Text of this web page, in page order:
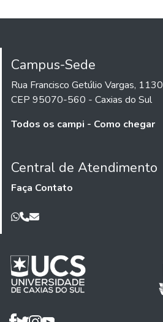
Campus-Sede
Rua Francisco Getúlio Vargas, 1130
CEP 95070-560 - Caxias do Sul
Todos os campi - Como chegar
Central de Atendimento
Faça Contato